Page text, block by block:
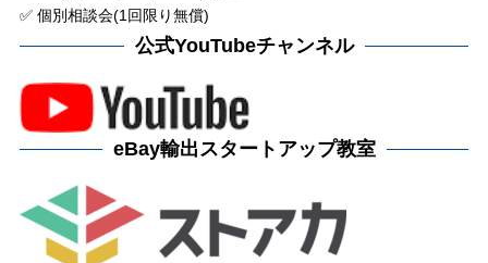
✅ 個別相談会(1回限り無償)
公式YouTubeチャンネル
eBay輸出スタートアップ教室